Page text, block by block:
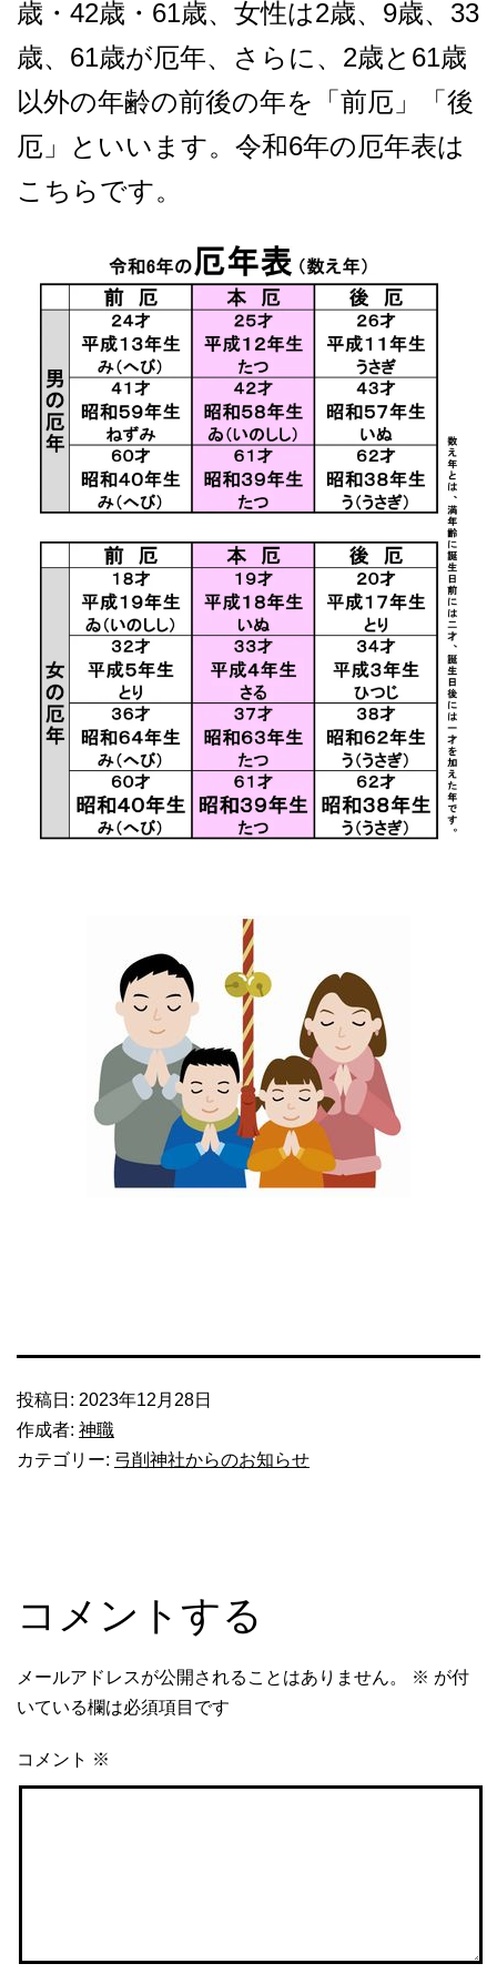
歳・42歳・61歳、女性は2歳、9歳、33
歳、61歳が厄年、さらに、2歳と61歳
以外の年齢の前後の年を「前厄」「後
厄」といいます。令和6年の厄年表は
こちらです。
投稿日: 2023年12月28日
作成者: 神職
カテゴリー: 弓削神社からのお知らせ
コメントする
メールアドレスが公開されることはありません。 ※ が付
いている欄は必須項目です
コメント ※